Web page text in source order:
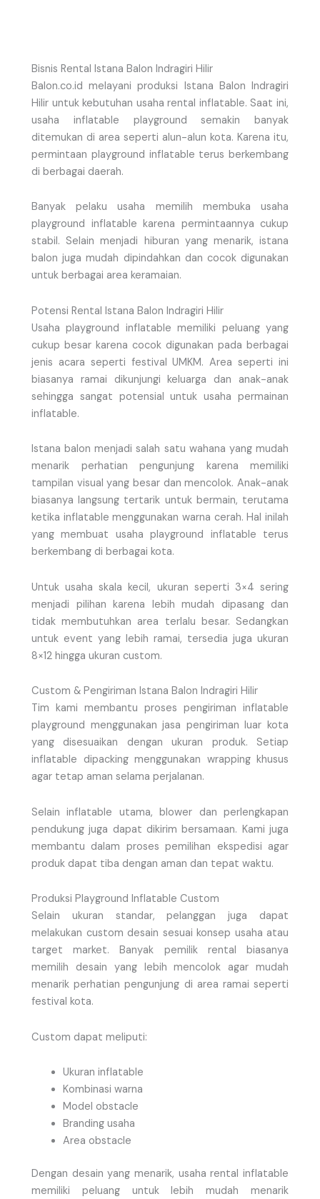
Bisnis Rental Istana Balon Indragiri Hilir
Balon.co.id melayani produksi Istana Balon Indragiri
Hilir untuk kebutuhan usaha rental inflatable. Saat ini,
usaha inflatable playground semakin banyak
ditemukan di area seperti alun-alun kota. Karena itu,
permintaan playground inflatable terus berkembang
di berbagai daerah.
Banyak pelaku usaha memilih membuka usaha
playground inflatable karena permintaannya cukup
stabil. Selain menjadi hiburan yang menarik, istana
balon juga mudah dipindahkan dan cocok digunakan
untuk berbagai area keramaian.
Potensi Rental Istana Balon Indragiri Hilir
Usaha playground inflatable memiliki peluang yang
cukup besar karena cocok digunakan pada berbagai
jenis acara seperti festival UMKM. Area seperti ini
biasanya ramai dikunjungi keluarga dan anak-anak
sehingga sangat potensial untuk usaha permainan
inflatable.
Istana balon menjadi salah satu wahana yang mudah
menarik perhatian pengunjung karena memiliki
tampilan visual yang besar dan mencolok. Anak-anak
biasanya langsung tertarik untuk bermain, terutama
ketika inflatable menggunakan warna cerah. Hal inilah
yang membuat usaha playground inflatable terus
berkembang di berbagai kota.
Untuk usaha skala kecil, ukuran seperti 3×4 sering
menjadi pilihan karena lebih mudah dipasang dan
tidak membutuhkan area terlalu besar. Sedangkan
untuk event yang lebih ramai, tersedia juga ukuran
8×12 hingga ukuran custom.
Custom & Pengiriman Istana Balon Indragiri Hilir
Tim kami membantu proses pengiriman inflatable
playground menggunakan jasa pengiriman luar kota
yang disesuaikan dengan ukuran produk. Setiap
inflatable dipacking menggunakan wrapping khusus
agar tetap aman selama perjalanan.
Selain inflatable utama, blower dan perlengkapan
pendukung juga dapat dikirim bersamaan. Kami juga
membantu dalam proses pemilihan ekspedisi agar
produk dapat tiba dengan aman dan tepat waktu.
Produksi Playground Inflatable Custom
Selain ukuran standar, pelanggan juga dapat
melakukan custom desain sesuai konsep usaha atau
target market. Banyak pemilik rental biasanya
memilih desain yang lebih mencolok agar mudah
menarik perhatian pengunjung di area ramai seperti
festival kota.
Custom dapat meliputi:
Ukuran inflatable
Kombinasi warna
Model obstacle
Branding usaha
Area obstacle
Dengan desain yang menarik, usaha rental inflatable
memiliki peluang untuk lebih mudah menarik